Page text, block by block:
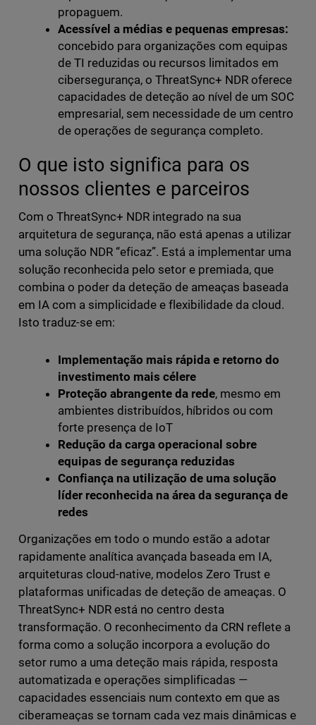
propaguem.
Acessível a médias e pequenas empresas:
concebido para organizações com equipas
de TI reduzidas ou recursos limitados em
cibersegurança, o ThreatSync+ NDR oferece
capacidades de deteção ao nível de um SOC
empresarial, sem necessidade de um centro
de operações de segurança completo.
O que isto significa para os
nossos clientes e parceiros
Com o ThreatSync+ NDR integrado na sua
arquitetura de segurança, não está apenas a utilizar
uma solução NDR “eficaz”. Está a implementar uma
solução reconhecida pelo setor e premiada, que
combina o poder da deteção de ameaças baseada
em IA com a simplicidade e flexibilidade da cloud.
Isto traduz-se em:
Implementação mais rápida e retorno do
investimento mais célere
Proteção abrangente da rede, mesmo em
ambientes distribuídos, híbridos ou com
forte presença de IoT
Redução da carga operacional sobre
equipas de segurança reduzidas
Confiança na utilização de uma solução
líder reconhecida na área da segurança de
redes
Organizações em todo o mundo estão a adotar
rapidamente analítica avançada baseada em IA,
arquiteturas cloud-native, modelos Zero Trust e
plataformas unificadas de deteção de ameaças. O
ThreatSync+ NDR está no centro desta
transformação. O reconhecimento da CRN reflete a
forma como a solução incorpora a evolução do
setor rumo a uma deteção mais rápida, resposta
automatizada e operações simplificadas —
capacidades essenciais num contexto em que as
ciberameaças se tornam cada vez mais dinâmicas e